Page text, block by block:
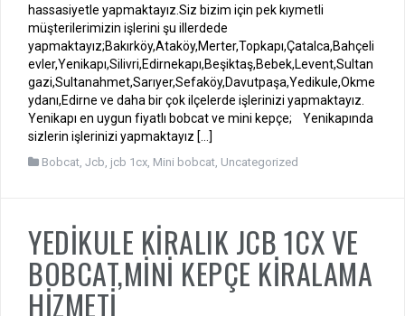
hassasiyetle yapmaktayız.Siz bizim için pek kıymetli
müşterilerimizin işlerini şu illerdede
yapmaktayız;Bakırköy,Ataköy,Merter,Topkapı,Çatalca,Bahçeli
evler,Yenikapı,Silivri,Edirnekapı,Beşiktaş,Bebek,Levent,Sultan
gazi,Sultanahmet,Sarıyer,Sefaköy,Davutpaşa,Yedikule,Okme
ydanı,Edirne ve daha bir çok ilçelerde işlerinizi yapmaktayız.
Yenikapı en uygun fiyatlı bobcat ve mini kepçe; Yenikapında
sizlerin işlerinizi yapmaktayız […]
Bobcat Jcb jcb 1cx Mini bobcat Uncategorized
YEDİKULE KİRALIK JCB 1CX VE
BOBCAT,MİNİ KEPÇE KİRALAMA
HİZMETİ